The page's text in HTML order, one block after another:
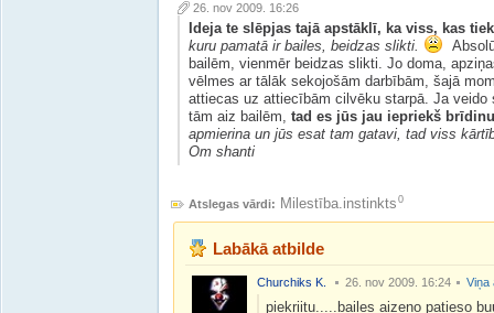
26. nov 2009. 16:26
Ideja te slēpjas tajā apstāklī, ka viss, kas
kuru pamatā ir bailes, beidzas slikti.
bailēm, vienmēr beidzas slikti. Jo doma,
vēlmes ar tālāk sekojošām darbībām, šajā
attiecas uz attiecībām cilvēku starpā. Ja
tām aiz bailēm, tad es jūs jau iepriekš
apmierina un jūs esat tam gatavi, tad viss
Om shanti
Atslegas vārdi: Milestība.instinkts 0
Labākā atbilde
Churchiks K. 26. nov 2009. 16:24 Viņa
piekriitu.....bailes aizeno patieso